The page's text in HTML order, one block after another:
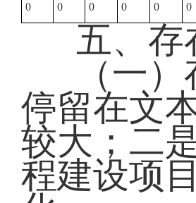
0 0 0 0 0 0
五、存
（一
停留在文
较大；二
程建设项